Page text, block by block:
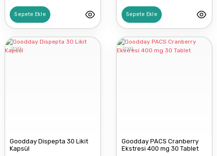
Sepete Ekle Sepete Ekle
%20
Goodday Dispepta 30 Likit
Kapsül
%20
Goodday PACS Cranberry
Ekstresi 400 mg 30 Tablet